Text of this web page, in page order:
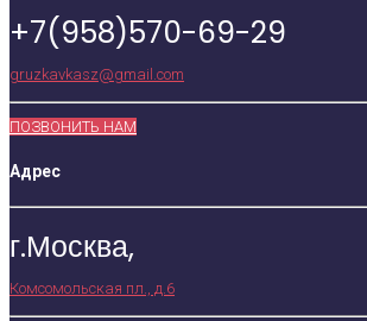
+7(958)570-69-29
gruzkavkasz@gmail.com
ПОЗВОНИТЬ НАМ
Адрес
г.Москва,
Комсомольская пл., д.6